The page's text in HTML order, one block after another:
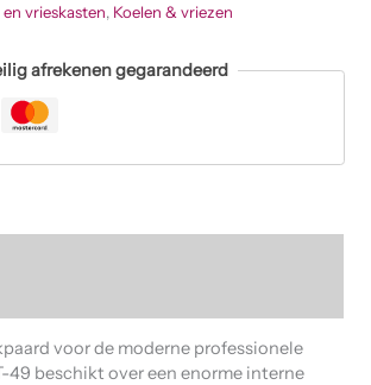
vrieskasten, Koelen & vriezen
afrekenen gegarandeerd
voor de moderne professionele
49 beschikt over een enorme interne